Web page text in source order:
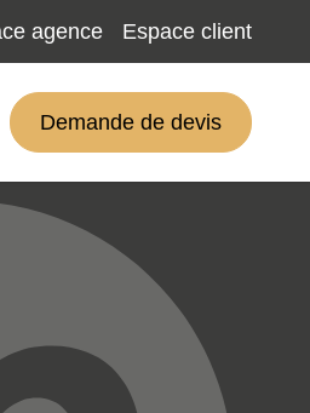
agence Espace client
Demande de devis